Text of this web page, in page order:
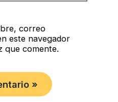
correo
este navegador
que comente.